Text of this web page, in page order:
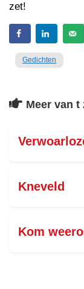
zet!
Gedichten
Meer van t
Kneveld
Kom